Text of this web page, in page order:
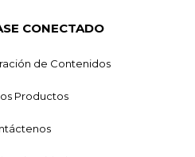
CONECTADO
de Contenidos
Productos